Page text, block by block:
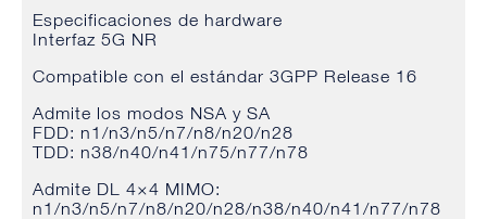
Especificaciones de hardware
Interfaz 5G NR
Compatible con el estándar 3GPP Release 16
Admite los modos NSA y SA
FDD: n1/n3/n5/n7/n8/n20/n28
TDD: n38/n40/n41/n75/n77/n78
Admite DL 4×4 MIMO:
n1/n3/n5/n7/n8/n20/n28/n38/n40/n41/n77/n78